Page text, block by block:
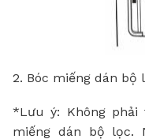
2. Bóc miếng dán bộ l
*Lưuý: Không phải
miếng dán bộ lọc.